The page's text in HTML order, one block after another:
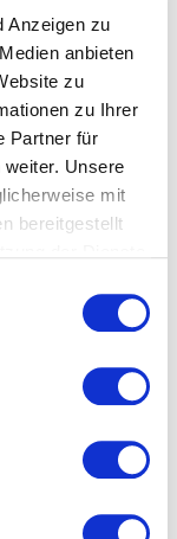
Anzeigen zu
anbieten
zu
zu Ihrer
Partner für
Unsere
mit
bereitgestellt
wichtiger
Resilienz
geben
bei
diese
wie
ihr volles
und